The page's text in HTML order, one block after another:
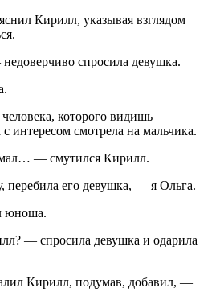
Кирилл, указывая взглядом
спросила девушка.
которого видишь
интересом смотрела на мальчика.
— смутился Кирилл.
его девушка, — я Ольга.
юноша.
— спросила девушка и одарила
Кирилл, подумав, добавил, —